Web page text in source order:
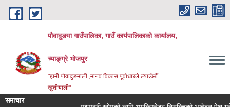
Skip to main content
पौवादुङमा गाउँपालिका, गाउँ कार्यपालिकाको कार्यालय,
च्याङ्ग्रे भोजपुर
"हामी पौवादुङमाली ,मानव विकास पूर्वाधारले ल्याउँछौँ
खुशीयाली"
समाचार